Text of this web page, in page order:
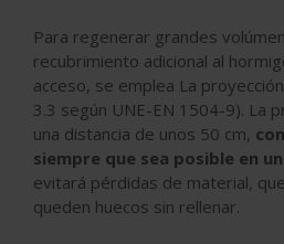
Para regenerar grandes
recubrimiento adicional al
acceso, se emplea La
3.3 según UNE-EN 1504-9). La
una distancia de unos 50 cm,
siempre que sea posible en
evitará pérdidas de material,
queden huecos sin rellenar.